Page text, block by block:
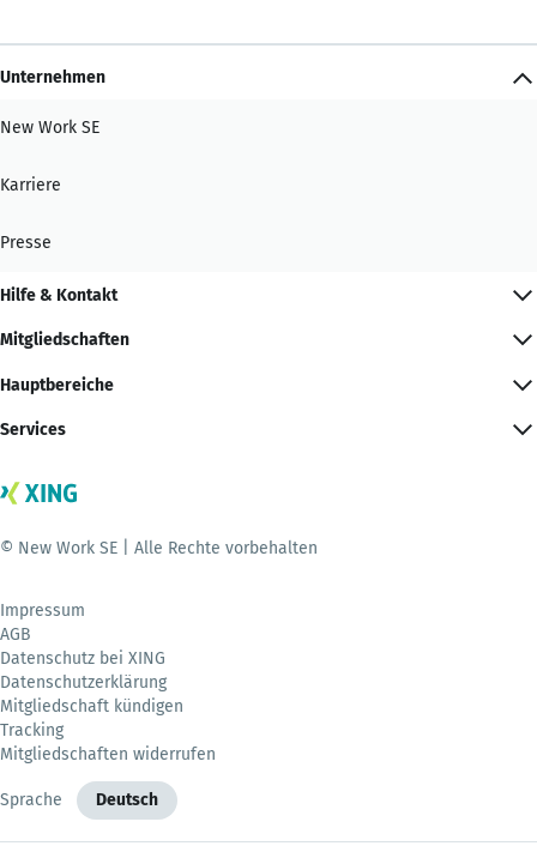
Unternehmen
New Work SE
Karriere
Presse
Hilfe & Kontakt
Mitgliedschaften
Hauptbereiche
Services
© New Work SE | Alle Rechte vorbehalten
Impressum
AGB
Datenschutz bei XING
Datenschutzerklärung
Mitgliedschaft kündigen
Tracking
Mitgliedschaften widerrufen
Sprache Deutsch